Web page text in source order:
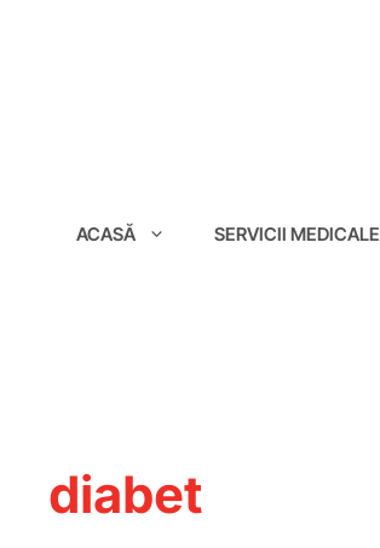
ACASĂ SERVICII MEDICALE
diabet